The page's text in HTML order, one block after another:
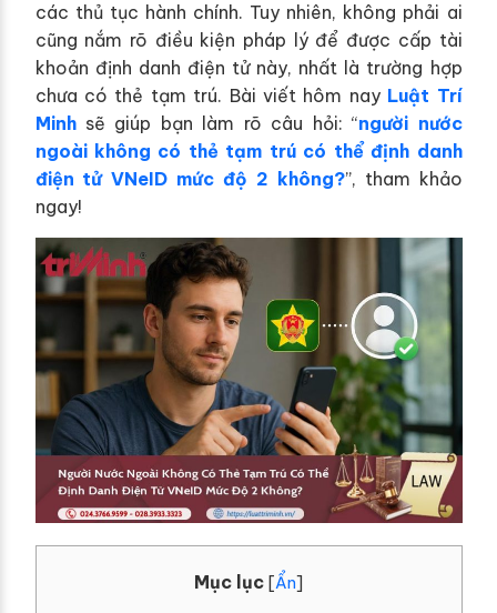
các thủ tục hành chính. Tuy nhiên, không phải ai
cũng nắm rõ điều kiện pháp lý để được cấp tài
khoản định danh điện tử này, nhất là trường hợp
chưa có thẻ tạm trú. Bài viết hôm nay Luật Trí
Minhsẽ giúp bạn làm rõ câu hỏi: “người nước
ngoài không có thẻ tạm trú có thể định danh
điện tử VNeID mức độ 2 không?”, tham khảo
ngay!
Mục lục [Ẩn]